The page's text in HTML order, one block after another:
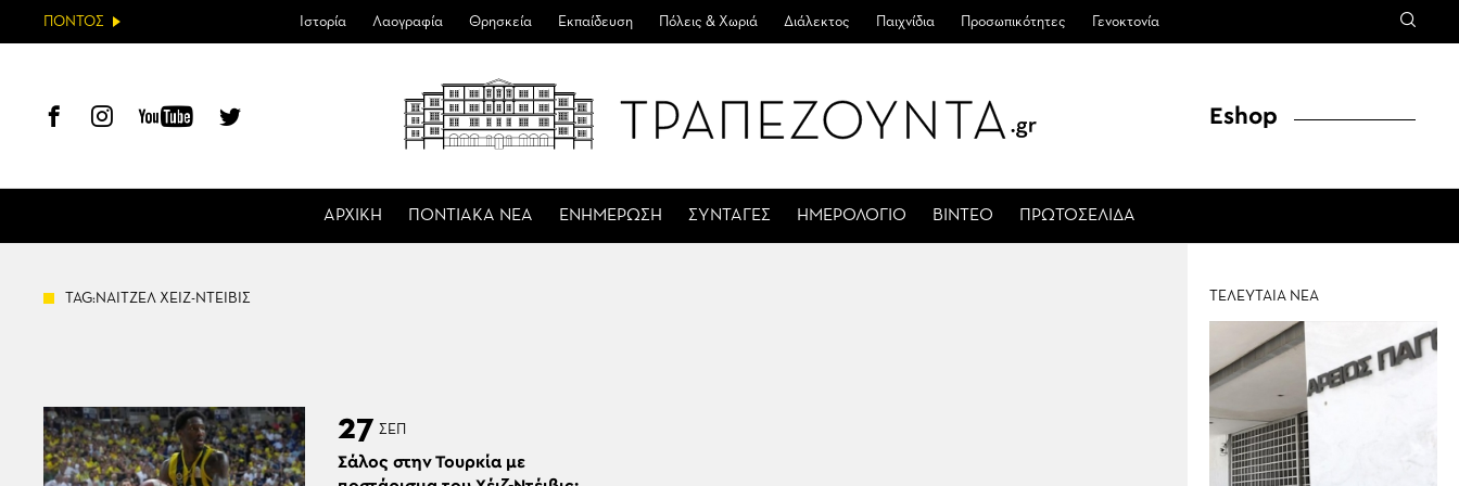
ΠΟΝΤΟΣ Ιστορία Λαογραφία Θρησκεία Εκπαίδευση Πόλεις & Χωριά Διάλεκτος Παιχνίδια Προσωπικότητες Γενοκτονία
ΑΡΧΙΚΗ ΠΟΝΤΙΑΚΑ ΝΕΑ ΕΝΗΜΕΡΩΣΗ ΣΥΝΤΑΓΕΣ ΗΜΕΡΟΛΟΓΙΟ ΒΙΝΤΕΟ ΠΡΩΤΟΣΕΛΙΔΑ
Eshop
TAG:ΝΑΙΤΖΕΛ ΧΕΙΖ-ΝΤΕΙΒΙΣ
27 ΣΕΠ
Σάλος στην Τουρκία με
ΤΕΛΕΥΤΑΙΑ ΝΕΑ